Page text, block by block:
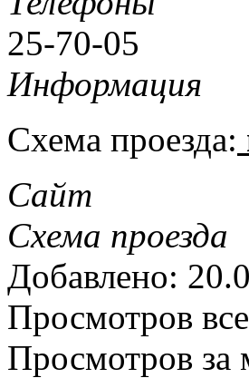
25-70-05
Информация
Схема проезда:
Сайт
Схема проезда
Добавлено:
Просмотров
Просмотров за